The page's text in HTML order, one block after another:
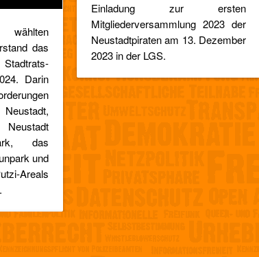
wählten
das
Darin
das
und
Areals
Einladung zur ersten
Mitgliederversammlung 2023 der
Neustadtpiraten am 13. Dezember
2023 in der LGS.